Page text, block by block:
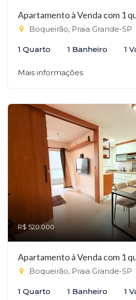
Apartamento à Venda com 1
Boqueirão, Praia Grande-SP
1 Quarto 1 Banheiro 1
Mais informações
R$ 520.000
Apartamento à Venda com 1
Boqueirão, Praia Grande-SP
1 Quarto 1 Banheiro 1